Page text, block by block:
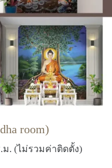
room)
. (ไม่รวมค่าติดตั้ง)